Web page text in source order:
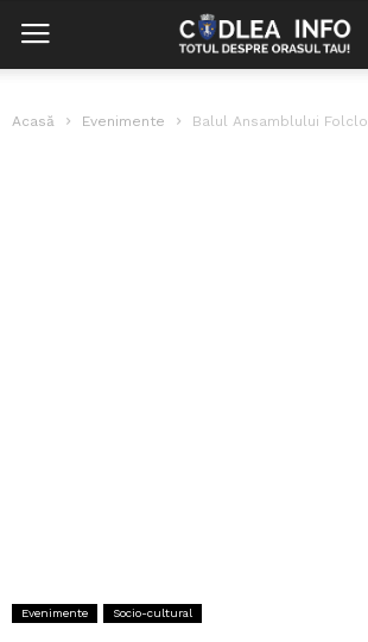
Acasă Evenimente Balul Ansamblului Folcloric Măgura de
Evenimente Socio-cultural